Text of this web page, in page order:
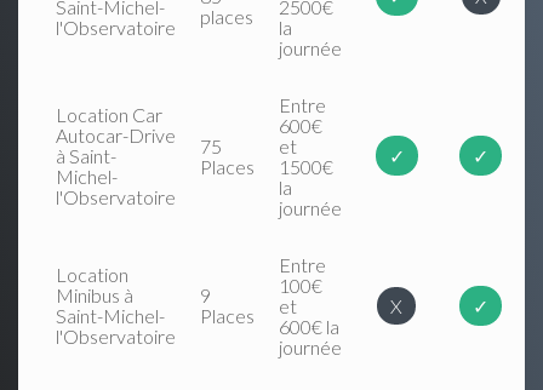
Saint-Michel-
l'Observatoire
places
2500€
la
journée
Location Car
Autocar-Drive
à Saint-
Michel-
l'Observatoire
75
Places
Entre
600€
et
1500€
la
journée
✓ ✓
Location
Minibus à
Saint-Michel-
l'Observatoire
9
Places
Entre
100€
et
600€ la
journée
X ✓